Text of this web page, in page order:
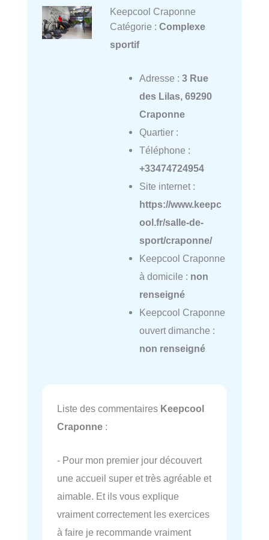
Keepcool Craponne
Catégorie : Complexe
sportif
Adresse : 3 Rue
des Lilas, 69290
Craponne
Quartier :
Téléphone :
+33474724954
Site internet :
https://www.keepc
ool.fr/salle-de-
sport/craponne/
Keepcool Craponne
à domicile : non
renseigné
Keepcool Craponne
ouvert dimanche :
non renseigné
Liste des commentaires Keepcool
Craponne :
- Pour mon premier jour découvert
une accueil super et très agréable et
aimable. Et ils vous explique
vraiment correctement les exercices
à faire je recommande vraiment